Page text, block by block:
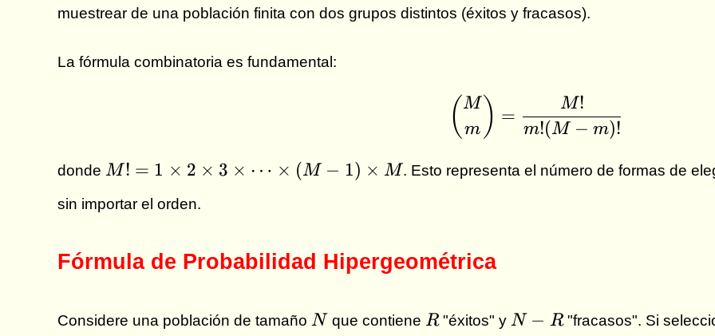
muestrear de una población finita con dos grupos distintos (éxitos y fracasos).
La fórmula combinatoria es fundamental:
\binom{M}{m} =
( m
M ) =
m!(M − m)!
M!
donde M! =
\times
\times
3
\cdots
M! = 1 × 2 × 3 × ⋯ × (M − 1) × M. Esto representa el número de formas de
sin importar el orden.
Fórmula de Probabilidad Hipergeométrica
Considere una población de tamaño N
N que contiene R
R"éxitos" y N-
N − R"fracasos". Si